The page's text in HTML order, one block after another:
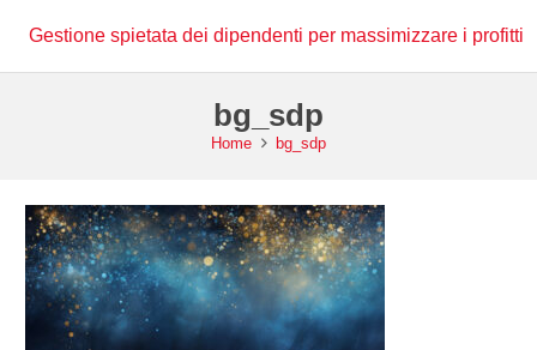
Gestione spietata dei dipendenti per massimizzare i profitti
bg_sdp
Home bg_sdp